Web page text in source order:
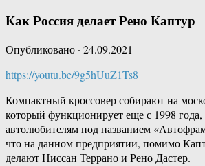
Как Россия делает Рено Каптур
Опубликовано · 24.09.2021
https://youtu.be/9g5hUuZ1Ts8
Компактный кроссовер собирают на
который функционирует еще с 1998 года,
автолюбителям под названием
что на данном предприятии, помимо
делают Ниссан Террано и Рено Дастер.